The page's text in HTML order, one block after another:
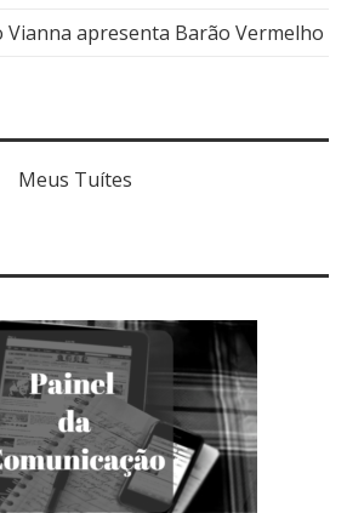
apresenta Barão Vermelho
Meus Tuítes